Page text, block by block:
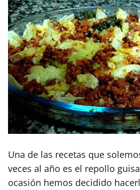
Una de las recetas que
veces al año es el repollo
ocasión hemos decidido